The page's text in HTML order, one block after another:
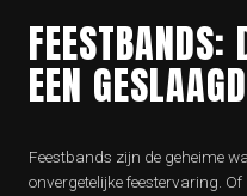
FEESTBANDS:
EEN
Feestbands zijn de geheime
onvergetelijke feestervaring.